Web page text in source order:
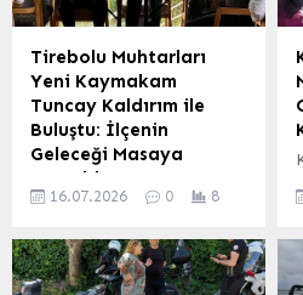
Tirebolu Muhtarları
Yeni Kaymakam
Tuncay Kaldırım ile
Buluştu: İlçenin
Geleceği Masaya
Yatırıldı
Giresun’un Tirebolu
muhtarlarının ve yeni
göreve başlayan
16.07.2026 0 8